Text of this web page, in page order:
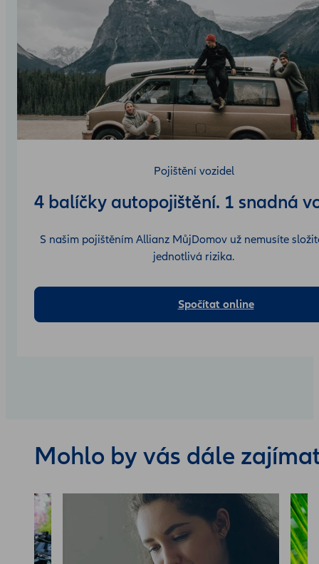
Pojištění vozidel
4 balíčky autopojištění. 1 snadná
S našim pojištěním Allianz MůjDomov už nemusíte
jednotlivá rizika.
Spočítat online
Mohlo by vás dále